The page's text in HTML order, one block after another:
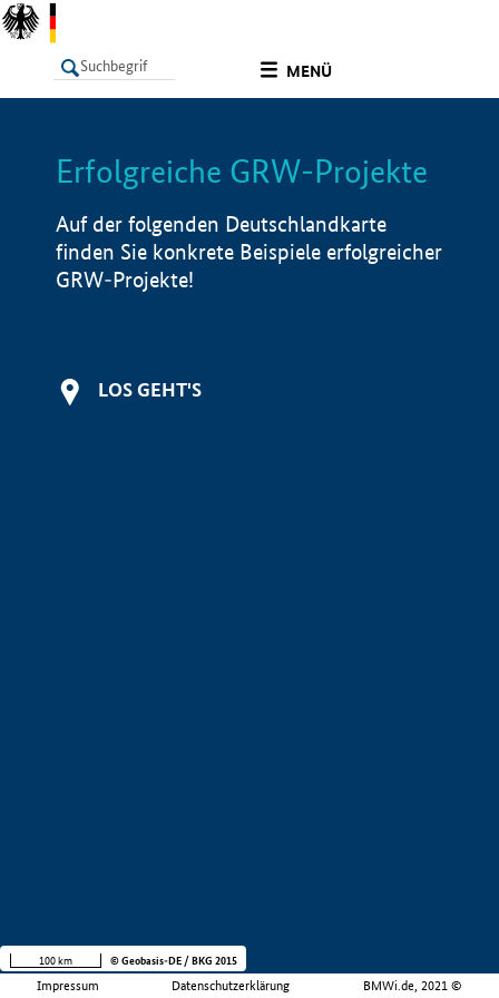
MENÜ
LISTE Info
Erfolgreiche GRW-Projekte
Auf der folgenden Deutschlandkarte
finden Sie konkrete Beispiele erfolgreicher
GRW-Projekte!
LOS GEHT'S
Impressum Datenschutzerklärung BMWi.de, 2021 ©
100 km © Geobasis-DE / BKG 2015